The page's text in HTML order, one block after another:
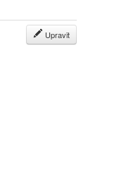
Upravit